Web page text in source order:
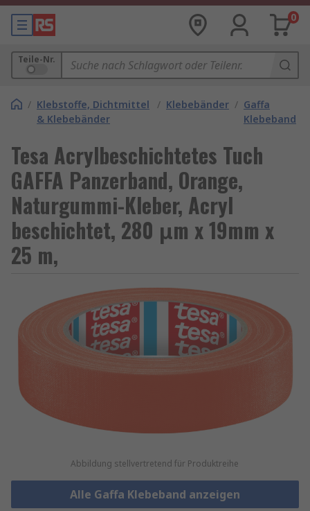
0
Teile-Nr.
/ Klebstoffe, Dichtmittel
& Klebebänder
/ Klebebänder / Gaffa
Klebeband
Tesa Acrylbeschichtetes Tuch
GAFFA Panzerband, Orange,
Naturgummi-Kleber, Acryl
beschichtet, 280 μm x 19mm x
25 m,
Abbildung stellvertretend für Produktreihe
Alle Gaffa Klebeband anzeigen